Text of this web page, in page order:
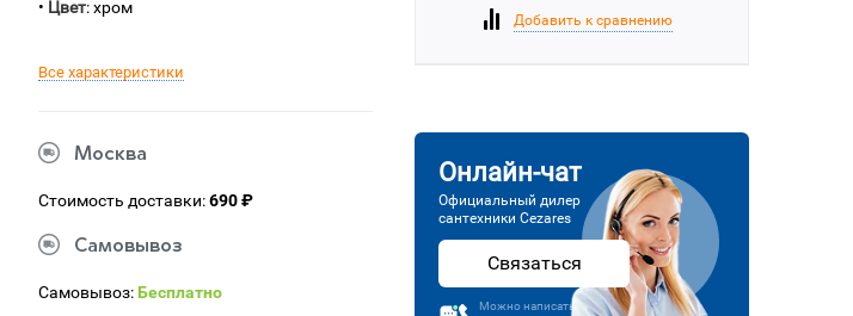
• Цвет: хром
Все характеристики
Москва
Стоимость доставки:690 ₽
Самовывоз
Самовывоз:Бесплатно
Добавить к сравнению
Онлайн-чат
Официальный дилер
сантехники Cezares
Связаться
Можно написать или